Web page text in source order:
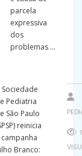
parcela
expressiva
dos
problemas ...
Sociedade
Pediatria
São Paulo
reinicia
campanha
Branco: